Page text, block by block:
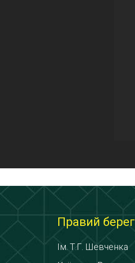
Правий берег
Ім. Т.Г. Шевченка